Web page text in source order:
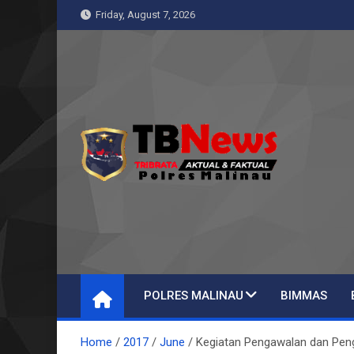
to
Friday, August 7, 2026
POLRES MALINAU BIMMAS
Home 2017 June Kegiatan Pengawalan dan